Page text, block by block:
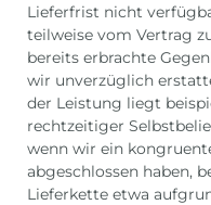
Lieferfrist nicht
teilweise vom Vertrag
bereits erbrachte
wir unverzüglich
der Leistung liegt
rechtzeitiger
wenn wir ein
abgeschlossen haben,
Lieferkette etwa